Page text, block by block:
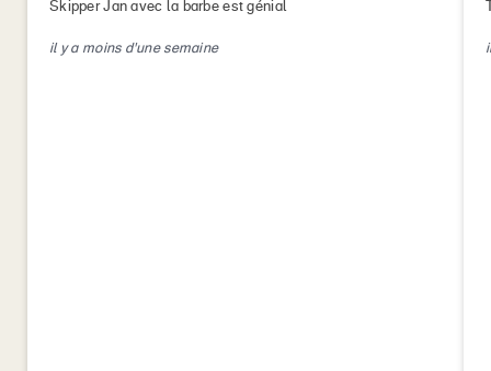
Skipper Jan avec la barbe est génial
il y a moins d'une semaine